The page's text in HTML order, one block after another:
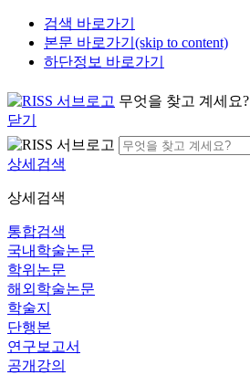
검색 바로가기
본문 바로가기(skip to content)
하단정보 바로가기
무엇을 찾고 계세요?
닫기
상세검색
상세검색
통합검색
국내학술논문
학위논문
해외학술논문
학술지
단행본
연구보고서
공개강의